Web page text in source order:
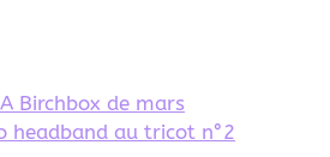
Birchbox de mars
headband au tricot n°2